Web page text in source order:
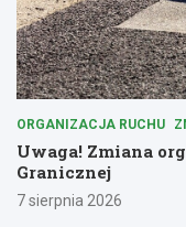
ORGANIZACJA RUCHU
Uwaga! Zmiana
Granicznej
7 sierpnia 2026